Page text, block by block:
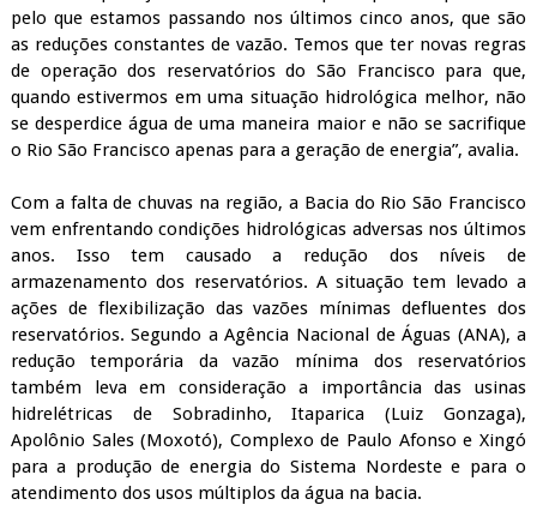
pelo que estamos passando nos últimos cinco anos, que são
as reduções constantes de vazão. Temos que ter novas regras
de operação dos reservatórios do São Francisco para que,
quando estivermos em uma situação hidrológica melhor, não
se desperdice água de uma maneira maior e não se sacrifique
o Rio São Francisco apenas para a geração de energia”, avalia.
Com a falta de chuvas na região, a Bacia do Rio São Francisco
vem enfrentando condições hidrológicas adversas nos últimos
anos. Isso tem causado a redução dos níveis de
armazenamento dos reservatórios. A situação tem levado a
ações de flexibilização das vazões mínimas defluentes dos
reservatórios. Segundo a Agência Nacional de Águas (ANA), a
redução temporária da vazão mínima dos reservatórios
também leva em consideração a importância das usinas
hidrelétricas de Sobradinho, Itaparica (Luiz Gonzaga),
Apolônio Sales (Moxotó), Complexo de Paulo Afonso e Xingó
para a produção de energia do Sistema Nordeste e para o
atendimento dos usos múltiplos da água na bacia.